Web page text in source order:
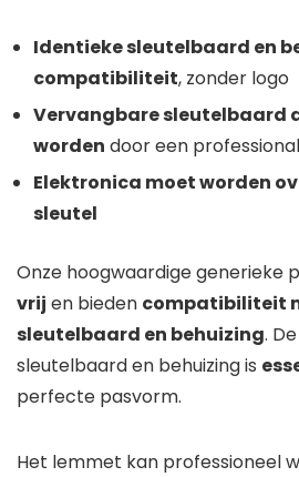
Identieke sleutelbaard en
compatibiliteit, zonder logo
Vervangbare sleutelbaard
worden door een professional
Elektronica moet worden
sleutel
Onze hoogwaardige generieke
vrij en bieden compatibiliteit
sleutelbaard en behuizing.
sleutelbaard en behuizing is
perfecte pasvorm.
Het lemmet kan professioneel